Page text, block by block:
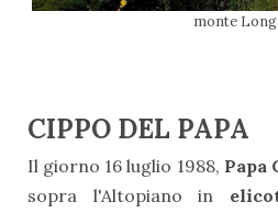
monte
CIPPO DEL PAPA
Il giorno 16 luglio 1988, Papa
sopra l'Altopiano in